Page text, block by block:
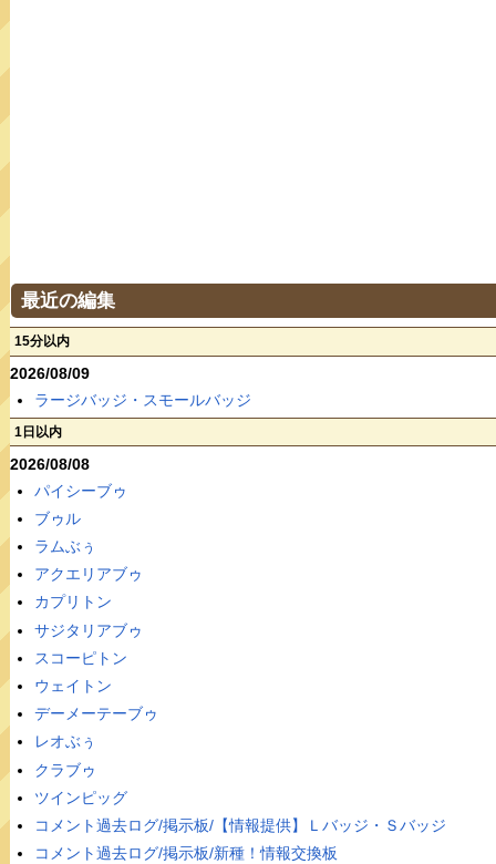
最近の編集
15分以内
2026/08/09
ラージバッジ・スモールバッジ
1日以内
2026/08/08
パイシーブゥ
ブゥル
ラムぶぅ
アクエリアブゥ
カプリトン
サジタリアブゥ
スコーピトン
ウェイトン
デーメーテーブゥ
レオぶぅ
クラブゥ
ツインピッグ
コメント過去ログ/掲示板/【情報提供】Ｌバッジ・Ｓバッジ
コメント過去ログ/掲示板/新種！情報交換板